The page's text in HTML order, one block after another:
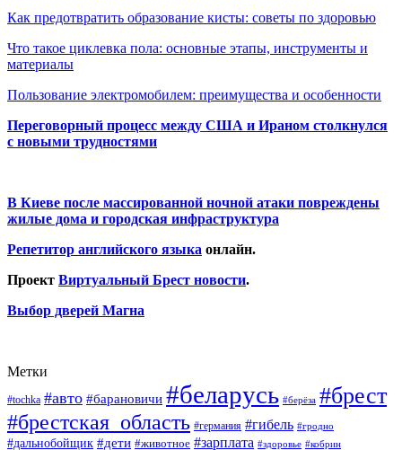
Как предотвратить образование кисты: советы по здоровью
Что такое циклевка пола: основные этапы, инструменты и
материалы
Пользование электромобилем: преимущества и особенности
Переговорный процесс между США и Ираном столкнулся
с новыми трудностями
В Киеве после массированной ночной атаки повреждены
жилые дома и городская инфраструктура
Репетитор английского языка онлайн.
Проект Виртуальный Брест новости.
Выбор дверей Магна
Метки
#tochka #авто #барановичи #беларусь #берёза #брест
#брестская_область #германия #гибель #гродно
#дальнобойщик #дети #животное #зарплата #здоровье #кобрин